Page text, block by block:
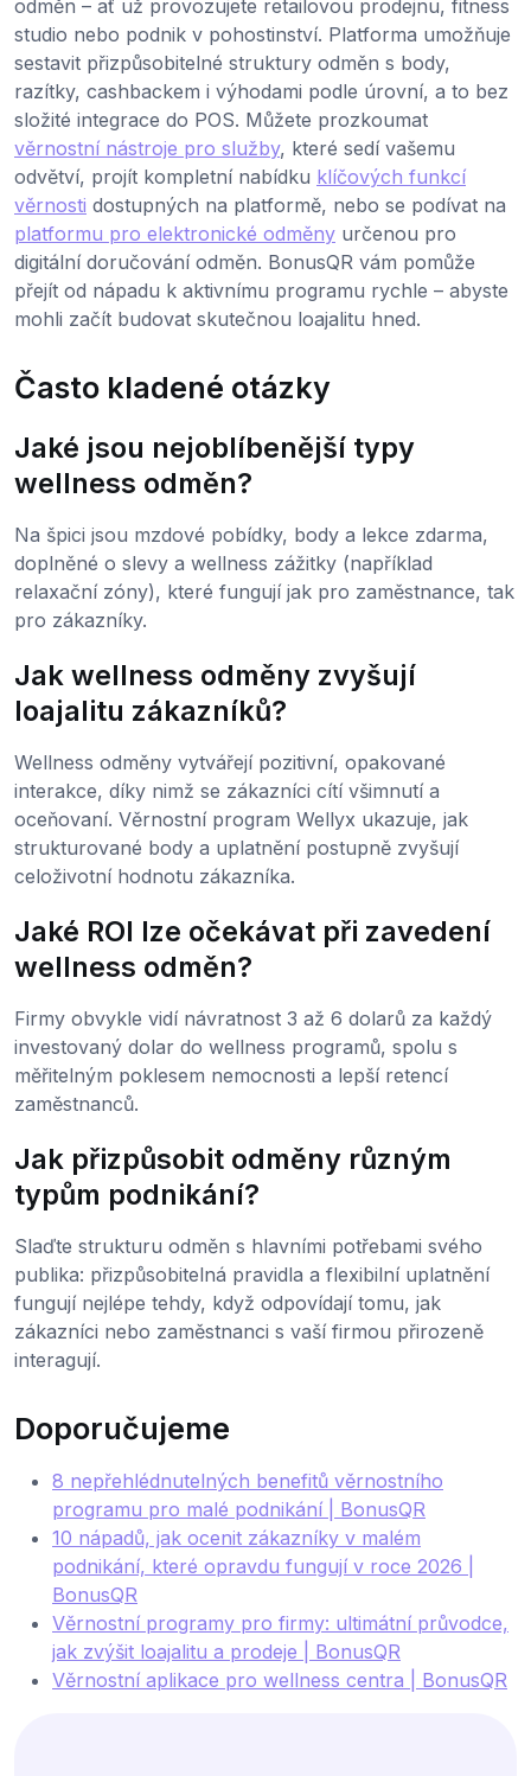
odměn – ať už provozujete retailovou prodejnu, fitness
studio nebo podnik v pohostinství. Platforma umožňuje
sestavit přizpůsobitelné struktury odměn s body,
razítky, cashbackem i výhodami podle úrovní, a to bez
složité integrace do POS. Můžete prozkoumat
věrnostní nástroje pro služby, které sedí vašemu
odvětví, projít kompletní nabídku klíčových funkcí
věrnosti dostupných na platformě, nebo se podívat na
platformu pro elektronické odměny určenou pro
digitální doručování odměn. BonusQR vám pomůže
přejít od nápadu k aktivnímu programu rychle – abyste
mohli začít budovat skutečnou loajalitu hned.
Často kladené otázky
Jaké jsou nejoblíbenější typy
wellness odměn?
Na špici jsou mzdové pobídky, body a lekce zdarma,
doplněné o slevy a wellness zážitky (například
relaxační zóny), které fungují jak pro zaměstnance, tak
pro zákazníky.
Jak wellness odměny zvyšují
loajalitu zákazníků?
Wellness odměny vytvářejí pozitivní, opakované
interakce, díky nimž se zákazníci cítí všimnutí a
oceňovaní. Věrnostní program Wellyx ukazuje, jak
strukturované body a uplatnění postupně zvyšují
celoživotní hodnotu zákazníka.
Jaké ROI lze očekávat při zavedení
wellness odměn?
Firmy obvykle vidí návratnost 3 až 6 dolarů za každý
investovaný dolar do wellness programů, spolu s
měřitelným poklesem nemocnosti a lepší retencí
zaměstnanců.
Jak přizpůsobit odměny různým
typům podnikání?
Slaďte strukturu odměn s hlavními potřebami svého
publika: přizpůsobitelná pravidla a flexibilní uplatnění
fungují nejlépe tehdy, když odpovídají tomu, jak
zákazníci nebo zaměstnanci s vaší firmou přirozeně
interagují.
Doporučujeme
8 nepřehlédnutelných benefitů věrnostního
programu pro malé podnikání | BonusQR
10 nápadů, jak ocenit zákazníky v malém
podnikání, které opravdu fungují v roce 2026 |
BonusQR
Věrnostní programy pro firmy: ultimátní průvodce,
jak zvýšit loajalitu a prodeje | BonusQR
Věrnostní aplikace pro wellness centra | BonusQR